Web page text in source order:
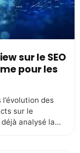
sur le SEO
pour les
des
sur le
analysé la